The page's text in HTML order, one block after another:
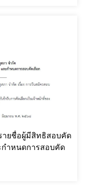
ายชื่อผู้มีสิทธิสอบคัด
กำหนดการสอบคัด